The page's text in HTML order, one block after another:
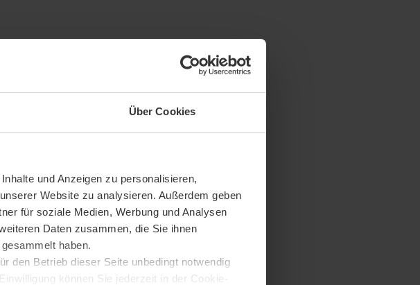
Über Cookies
und Anzeigen zu personalisieren,
Website zu analysieren. Außerdem geben
für soziale Medien, Werbung und Analysen
Daten zusammen, die Sie ihnen
haben.
den Betrieb dieser Seite unbedingt notwendig
können Sie jederzeit in der Cookie-